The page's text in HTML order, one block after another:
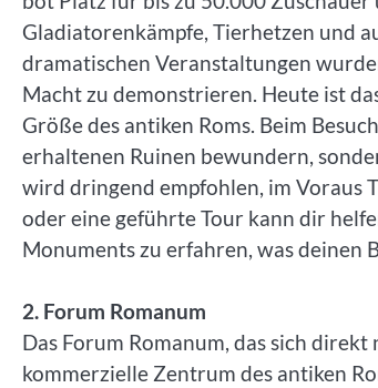
Gladiatorenkämpfe, Tierhetzen und
dramatischen Veranstaltungen
Macht zu demonstrieren. Heute ist
Größe des antiken Roms. Beim
erhaltenen Ruinen bewundern,
wird dringend empfohlen, im Voraus
oder eine geführte Tour kann dir
Monuments zu erfahren, was deinen
2. Forum Romanum
Das Forum Romanum, das sich
kommerzielle Zentrum des antiken